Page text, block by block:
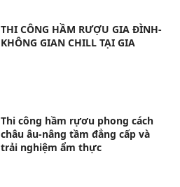
THI CÔNG HẦM RƯỢU GIA ĐÌNH-
KHÔNG GIAN CHILL TẠI GIA
Thi công hầm rựơu phong cách
châu âu-nâng tầm đẳng cấp và
trải nghiệm ẩm thực